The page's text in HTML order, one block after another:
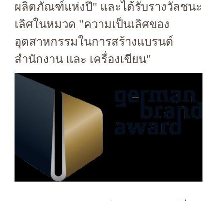
ผลิตภัณฑ์แห่งปี" และได้รับรางวัลชนะ
เลิศในหมวด "ความเป็นเลิศของ
อุตสาหกรรมในการสร้างแบรนด์
สำนักงาน และ เครื่องเขียน"